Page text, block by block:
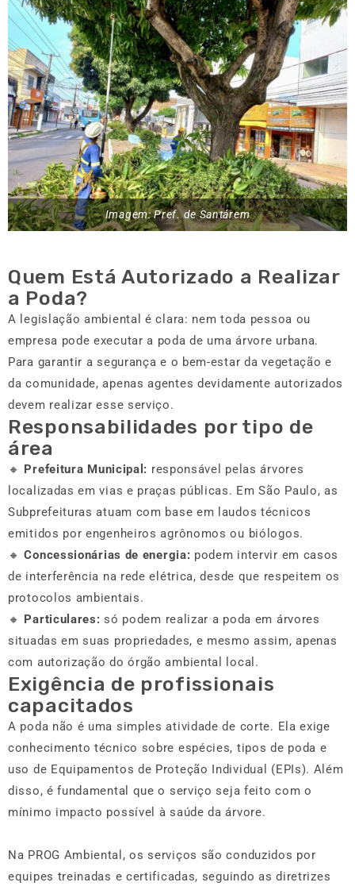
Imagem: Pref. de Santárem
Quem Está Autorizado a Realizar
a Poda?
A legislação ambiental é clara: nem toda pessoa ou
empresa pode executar a poda de uma árvore urbana.
Para garantir a segurança e o bem-estar da vegetação e
da comunidade, apenas agentes devidamente autorizados
devem realizar esse serviço.
Responsabilidades por tipo de
área
🔸 Prefeitura Municipal: responsável pelas árvores
localizadas em vias e praças públicas. Em São Paulo, as
Subprefeituras atuam com base em laudos técnicos
emitidos por engenheiros agrônomos ou biólogos.
🔸Concessionárias de energia: podem intervir em casos
de interferência na rede elétrica, desde que respeitem os
protocolos ambientais.
🔸 Particulares: só podem realizar a poda em árvores
situadas em suas propriedades, e mesmo assim, apenas
com autorização do órgão ambiental local.
Exigência de profissionais
capacitados
A poda não é uma simples atividade de corte. Ela exige
conhecimento técnico sobre espécies, tipos de poda e
uso de Equipamentos de Proteção Individual (EPIs). Além
disso, é fundamental que o serviço seja feito com o
mínimo impacto possível à saúde da árvore.
Na PROG Ambiental, os serviços são conduzidos por
equipes treinadas e certificadas, seguindo as diretrizes